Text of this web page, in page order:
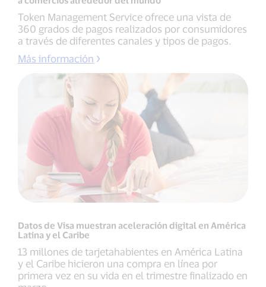
Token Management Service ofrece una vista de
360 grados de pagos realizados por consumidores
a través de diferentes canales y tipos de pagos.
Más información
Datos de Visa muestran aceleración digital en América
Latina y el Caribe
13 millones de tarjetahabientes en América Latina
y el Caribe hicieron una compra en línea por
primera vez en su vida en el trimestre finalizado en